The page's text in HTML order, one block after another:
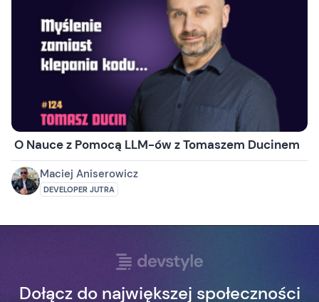
O Nauce z Pomocą LLM-ów z Tomaszem Ducinem
Maciej Aniserowicz
DEVELOPER JUTRA
Dołącz do największej społeczności